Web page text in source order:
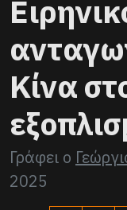
Κίνα
Γράφει ο
2025